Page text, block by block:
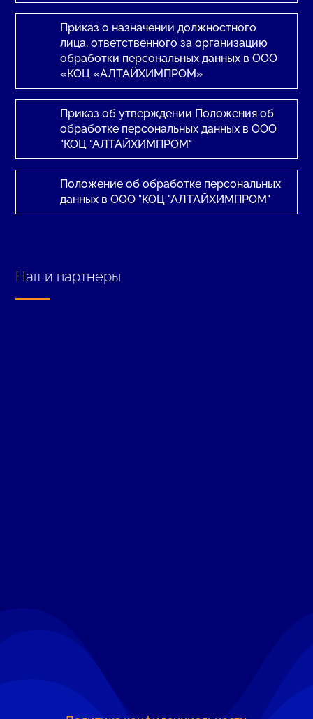
Приказ о назначении должностного
лица, ответственного за организацию
обработки персональных данных в ООО
«КОЦ «АЛТАЙХИМПРОМ»
Приказ об утверждении Положения об
обработке персональных данных в ООО
"КОЦ "АЛТАЙХИМПРОМ"
Положение об обработке персональных
данных в ООО "КОЦ "АЛТАЙХИМПРОМ"
Наши партнеры